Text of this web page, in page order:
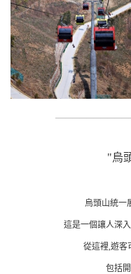
"烏
烏頭山統一
這是一個讓人深
從這裡,遊客
包括